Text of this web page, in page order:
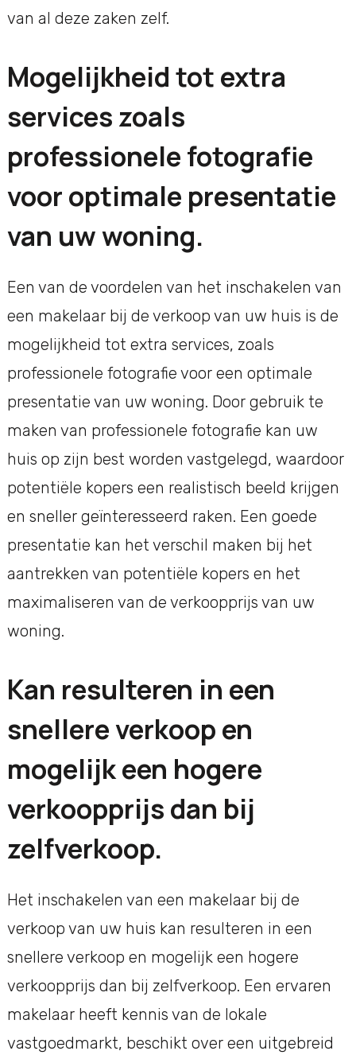
van al deze zaken zelf.
Mogelijkheid tot extra
services zoals
professionele fotografie
voor optimale presentatie
van uw woning.
Een van de voordelen van het inschakelen van
een makelaar bij de verkoop van uw huis is de
mogelijkheid tot extra services, zoals
professionele fotografie voor een optimale
presentatie van uw woning. Door gebruik te
maken van professionele fotografie kan uw
huis op zijn best worden vastgelegd, waardoor
potentiële kopers een realistisch beeld krijgen
en sneller geïnteresseerd raken. Een goede
presentatie kan het verschil maken bij het
aantrekken van potentiële kopers en het
maximaliseren van de verkoopprijs van uw
woning.
Kan resulteren in een
snellere verkoop en
mogelijk een hogere
verkoopprijs dan bij
zelfverkoop.
Het inschakelen van een makelaar bij de
verkoop van uw huis kan resulteren in een
snellere verkoop en mogelijk een hogere
verkoopprijs dan bij zelfverkoop. Een ervaren
makelaar heeft kennis van de lokale
vastgoedmarkt, beschikt over een uitgebreid